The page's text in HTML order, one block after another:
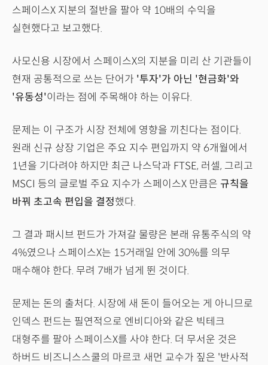
스페이스X 지분의 절반을 팔아 약 10배의 수익을
실현했다고 보고했다.
사모신용 시장에서 스페이스X의 지분을 미리 산 기관들이
현재 공통적으로 쓰는 단어가 '투자'가 아닌 '현금화'와
'유동성'이라는 점에 주목해야 하는 이유다.
문제는 이 구조가 시장 전체에 영향을 끼친다는 점이다.
원래 신규 상장 기업은 주요 지수 편입까지 약 6개월에서
1년을 기다려야 하지만 최근 나스닥과 FTSE, 러셀, 그리고
MSCI 등의 글로벌 주요 지수가 스페이스X 만큼은 규칙을
바꿔 초고속 편입을 결정했다.
그 결과 패시브 펀드가 가져갈 물량은 본래 유통주식의 약
4%였으나 스페이스X는 15거래일 안에 30%를 의무
매수해야 한다. 무려 7배가 넘게 뛴 것이다.
문제는 돈의 출처다. 시장에 새 돈이 들어오는 게 아니므로
인덱스 펀드는 필연적으로 엔비디아와 같은 빅테크
대형주를 팔아 스페이스X를 사야 한다. 더 무서운 것은
하버드 비즈니스스쿨의 마르코 새먼 교수가 짚은 '반사적